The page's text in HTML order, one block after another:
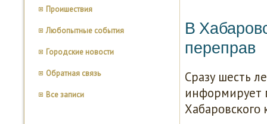
Проишествия
Любопытные события
Городские новости
Обратная связь
Все записи
В
переправ
Сразу шесть
информирует
Хабарοвсκогο